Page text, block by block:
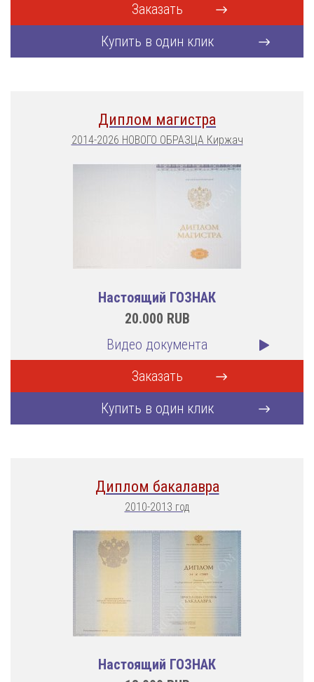
Заказать
Купить в один клик
Диплом магистра
2014-2026 НОВОГО ОБРАЗЦА Киржач
Настоящий ГОЗНАК
20.000 RUB
Видео документа
Заказать
Купить в один клик
Диплом бакалавра
2010-2013 год
Настоящий ГОЗНАК